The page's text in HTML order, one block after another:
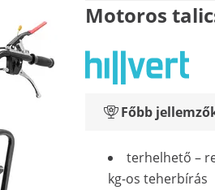
Motoros
Főbb
terhelhető –
kg-os teherbírás